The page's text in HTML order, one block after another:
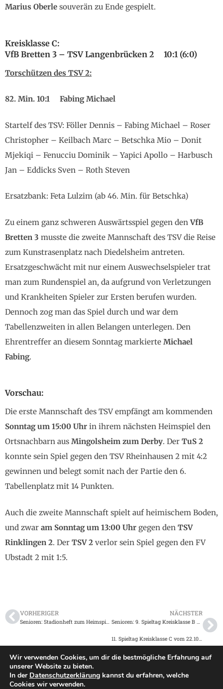
Marius Oberle souverän zu Ende gespielt.
Kreisklasse C:
VfB Bretten 3 – TSV Langenbrücken 2 10:1 (6:0)
Torschützen des TSV 2:
82. Min. 10:1 Fabing Michael
Startelf des TSV: Föller Dennis – Fabing Michael – Roser
Christopher – Keilbach Marc – Betschka Mio – Donit
Mjekiqi – Fenucciu Dominik – Yapici Apollo – Harbusch
Jan – Eddicks Sven – Roth Steven
Ersatzbank: Feta Lulzim (ab 46. Min. für Betschka)
Zu einem ganz schweren Auswärtsspiel gegen denVfB
Bretten 3 musste die zweite Mannschaft des TSV die Reise
zum Kunstrasenplatz nach Diedelsheim antreten.
Ersatzgeschwächt mit nur einem Auswechselspieler trat
man zum Rundenspiel an, da aufgrund von Verletzungen
und Krankheiten Spieler zur Ersten berufen wurden.
Dennoch zog man das Spiel durch und war dem
Tabellenzweiten in allen Belangen unterlegen. Den
Ehrentreffer an diesem Sonntag markierte Michael
Fabing.
Vorschau:
Die erste Mannschaft des TSV empfängt am kommenden
Sonntag um 15:00 Uhr in ihrem nächsten Heimspiel den
Ortsnachbarn aus Mingolsheim zum Derby. Der TuS 2
konnte sein Spiel gegen den TSV Rheinhausen 2 mit 4:2
gewinnen und belegt somit nach der Partie den 6.
Tabellenplatz mit 14 Punkten.
Auch die zweite Mannschaft spielt auf heimischem Boden,
und zwar am Sonntag um 13:00 Uhr gegen den TSV
Rinklingen 2. Der TSV 2 verlor sein Spiel gegen den FV
Ubstadt 2 mit 1:5.
VORHERIGER
Senioren: Stadionheft zum Heimspiel gegen den FC Weiher 2 am 08.10.2023
NÄCHSTER
Senioren: 9. Spieltag Kreisklasse B vom 22.10.2023
11. Spieltag Kreisklasse C vom 22.10.2023
Impressum
Wir verwenden Cookies, um dir die bestmögliche Erfahrung auf
unserer Website zu bieten.
In der Datenschutzerklärung kannst du erfahren, welche
Cookies wir verwenden.